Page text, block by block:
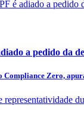
a pedido da
Zero,